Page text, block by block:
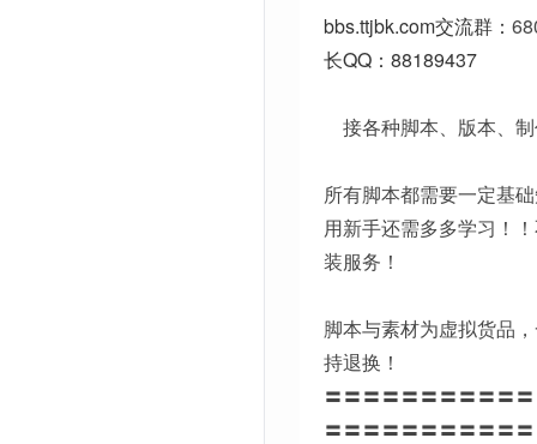
bbs.ttjbk.com交流群：
长QQ：88189437
接各种脚本、版本、
所有脚本都需要一定基
用新手还需多多学习！
装服务！
脚本与素材为虚拟货品
持退换！
〓〓〓〓〓〓〓〓〓〓
〓〓〓〓〓〓〓〓〓〓